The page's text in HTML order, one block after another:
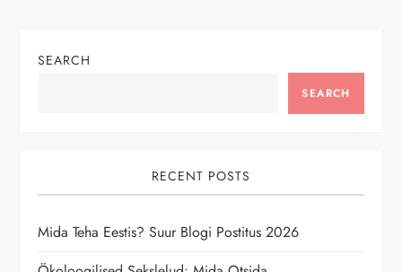
n
i
g
SEARCH
SEARCH
RECENT POSTS
Mida Teha Eestis? Suur Blogi Postitus 2026